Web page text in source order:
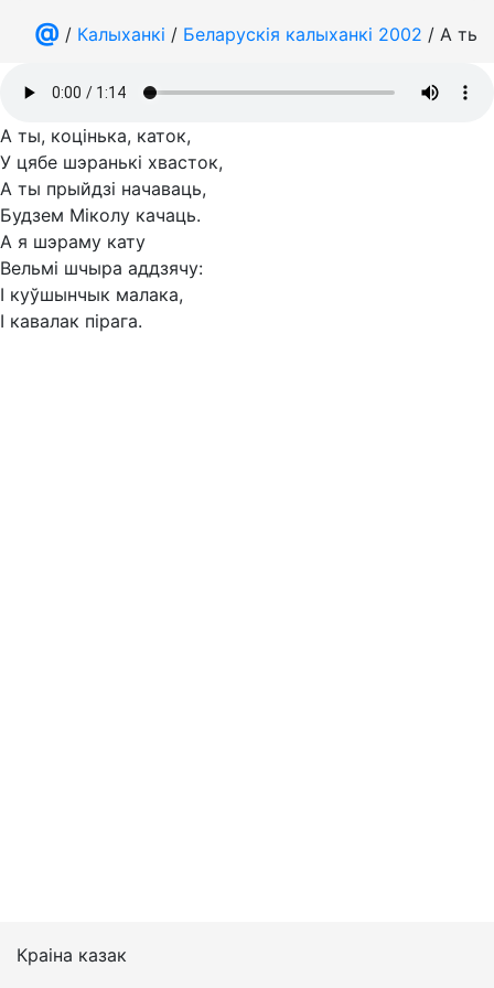
@ / Калыханкі / Беларускія калыханкі 2002 / А ты,
А ты, коцінька, каток,
У цябе шэранькі хвасток,
А ты прыйдзі начаваць,
Будзем Міколу качаць.
А я шэраму кату
Вельмі шчыра аддзячу:
І куўшынчык малака,
І кавалак пірага.
Краіна казак